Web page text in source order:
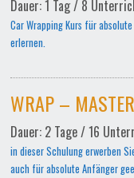
Dauer: 1 Tag / 8
Car Wrapping Kurs für
erlernen.
WRAP – MASTER
Dauer: 2 Tage / 16
in dieser Schulung erwerben
auch für absolute Anfänger